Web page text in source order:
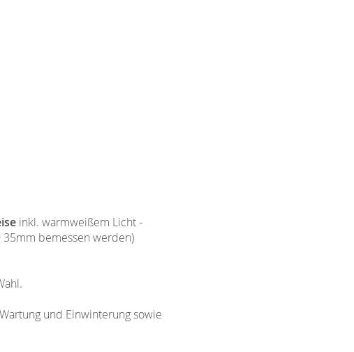
inkl. warmweißem Licht -
bemessen werden)
und Einwinterung sowie